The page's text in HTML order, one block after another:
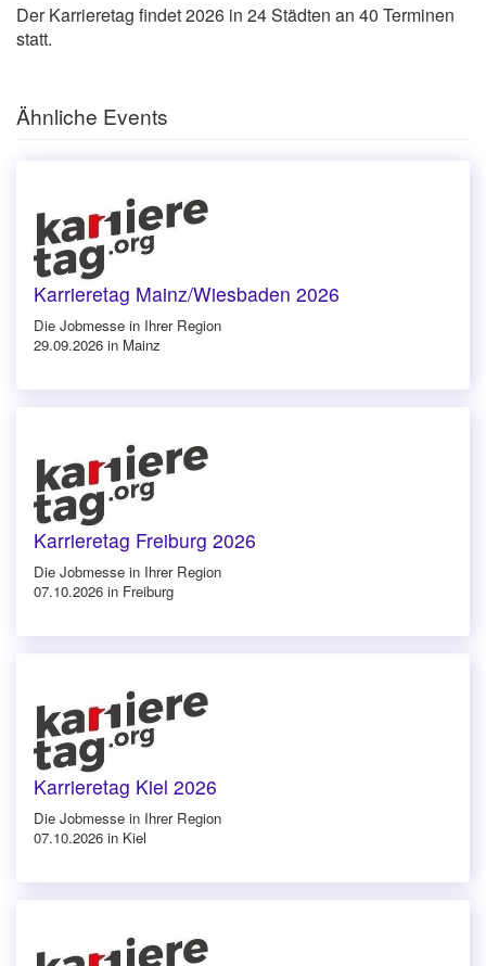
Der Karrieretag findet 2026 in 24 Städten an 40 Terminen
statt.
Ähnliche Events
Karrieretag Mainz/Wiesbaden 2026
Die Jobmesse in Ihrer Region
29.09.2026 in Mainz
Karrieretag Freiburg 2026
Die Jobmesse in Ihrer Region
07.10.2026 in Freiburg
Karrieretag Kiel 2026
Die Jobmesse in Ihrer Region
07.10.2026 in Kiel